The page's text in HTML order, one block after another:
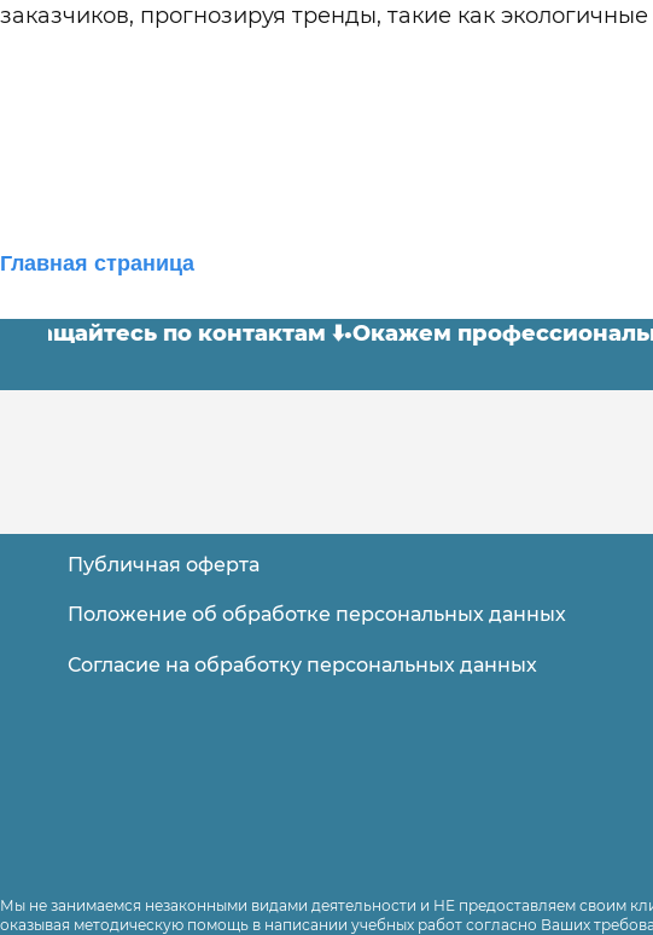
заказчиков, прогнозируя тренды, такие как
Главная страница
Маркетинг в строительстве: Полные ответы на вопросы
Обращайтесь по контактам ⬇️•Окажем
Помощь в прохождении онлайн тестов
для студентов Синергии и МТИ
на портале lms.synergy.ru
Публичная оферта
Положение об обработке персональных данных
Согласие на обработку персональных данных
Мы не занимаемся незаконными видами деятельности и НЕ предоставляем своим
оказывая методическую помощь в написании учебных работ согласно Ваших